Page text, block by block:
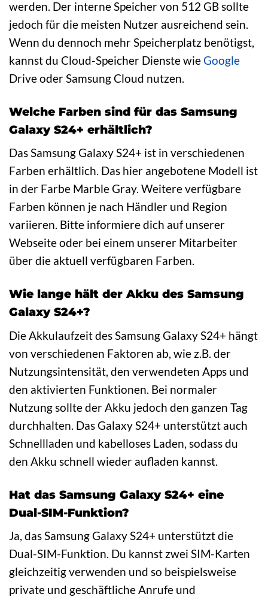
werden. Der interne Speicher von 512 GB sollte
jedoch für die meisten Nutzer ausreichend sein.
Wenn du dennoch mehr Speicherplatz benötigst,
kannst du Cloud-Speicher Dienste wieGoogle
Drive oder Samsung Cloud nutzen.
Welche Farben sind für das Samsung
Galaxy S24+ erhältlich?
Das Samsung Galaxy S24+ ist in verschiedenen
Farben erhältlich. Das hier angebotene Modell ist
in der Farbe Marble Gray. Weitere verfügbare
Farben können je nach Händler und Region
variieren. Bitte informiere dich auf unserer
Webseite oder bei einem unserer Mitarbeiter
über die aktuell verfügbaren Farben.
Wie lange hält der Akku des Samsung
Galaxy S24+?
Die Akkulaufzeit des Samsung Galaxy S24+ hängt
von verschiedenen Faktoren ab, wie z.B. der
Nutzungsintensität, den verwendeten Apps und
den aktivierten Funktionen. Bei normaler
Nutzung sollte der Akku jedoch den ganzen Tag
durchhalten. Das Galaxy S24+ unterstützt auch
Schnellladen und kabelloses Laden, sodass du
den Akku schnell wieder aufladen kannst.
Hat das Samsung Galaxy S24+ eine
Dual-SIM-Funktion?
Ja, das Samsung Galaxy S24+ unterstützt die
Dual-SIM-Funktion. Du kannst zwei SIM-Karten
gleichzeitig verwenden und so beispielsweise
private und geschäftliche Anrufe und